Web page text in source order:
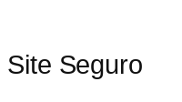
Site Seguro